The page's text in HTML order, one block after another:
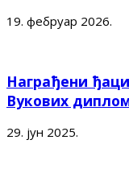
19. фебруар 2026.
Награђени
Вукових
29. јун 2025.